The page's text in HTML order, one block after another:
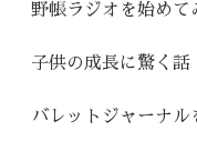
野帳ラジオを始めて
子供の成長に驚く話
バレットジャーナル